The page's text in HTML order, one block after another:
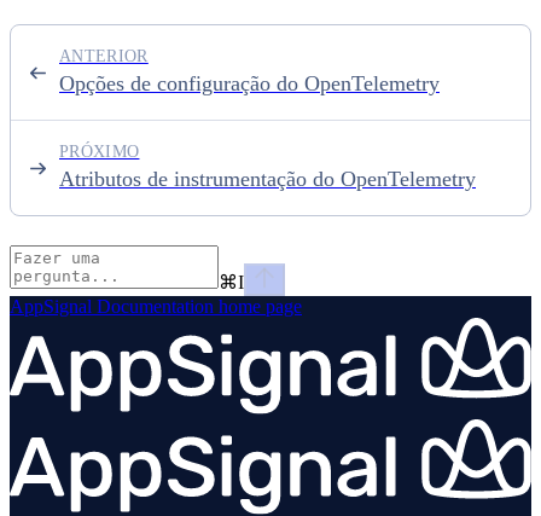
Opções de configuração do OpenTelemetry
ANTERIOR
Atributos de instrumentação do OpenTelemetry
PRÓXIMO
⌘I
AppSignal Documentation home page